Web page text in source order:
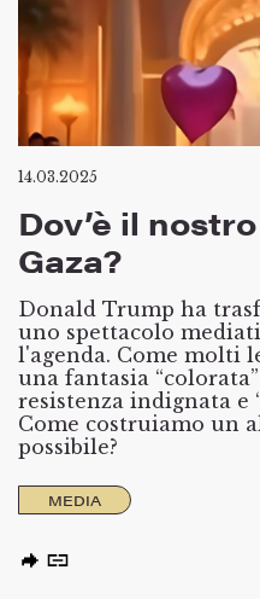
14.03.2025
Dov’è il
Gaza?
Donald Trump ha
uno spettacolo
l'agenda. Come molti
una fantasia
resistenza indignata e
Come costruiamo un
possibile?
MEDIA